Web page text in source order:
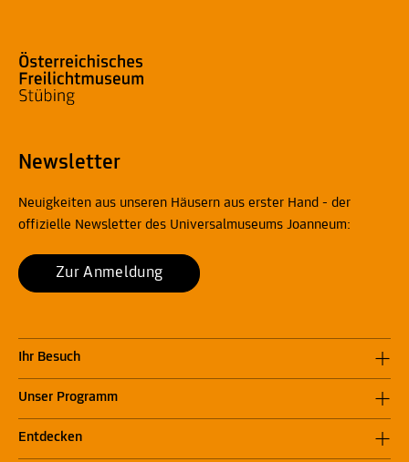
Newsletter
Neuigkeiten aus unseren Häusern aus erster Hand - der
offizielle Newsletter des Universalmuseums Joanneum:
Zur Anmeldung
Ihr Besuch
Unser Programm
Entdecken